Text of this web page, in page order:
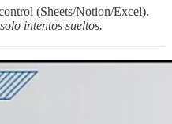
(Sheets/Notion/Excel).
intentos sueltos.